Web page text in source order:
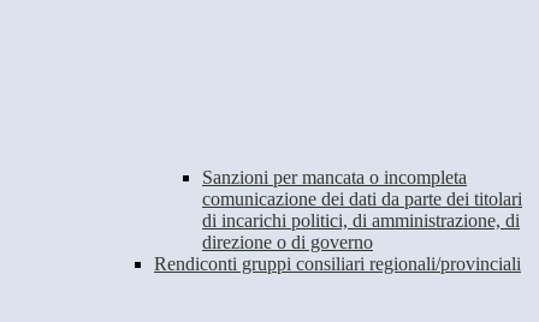
Sanzioni per mancata o incompleta
comunicazione dei dati da parte dei titolari
di incarichi politici, di amministrazione, di
direzione o di governo
Rendiconti gruppi consiliari regionali/provinciali